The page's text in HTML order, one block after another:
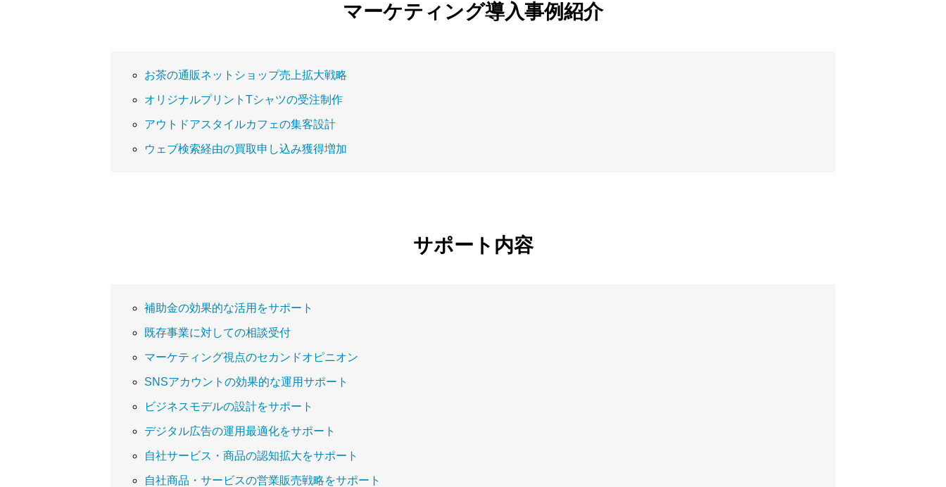
マーケティング導入事例紹介
お茶の通販ネットショップ売上拡大戦略
オリジナルプリントTシャツの受注制作
アウトドアスタイルカフェの集客設計
ウェブ検索経由の買取申し込み獲得増加
サポート内容
補助金の効果的な活用をサポート
既存事業に対しての相談受付
マーケティング視点のセカンドオピニオン
SNSアカウントの効果的な運用サポート
ビジネスモデルの設計をサポート
デジタル広告の運用最適化をサポート
自社サービス・商品の認知拡大をサポート
自社商品・サービスの営業販売戦略をサポート